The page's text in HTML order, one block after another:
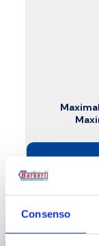
Consenso